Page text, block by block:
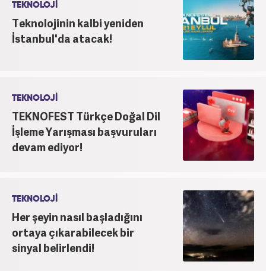
TEKNOLOJİ
Teknolojinin kalbi yeniden
İstanbul'da atacak!
TEKNOLOJİ
TEKNOFEST Türkçe Doğal Dil
İşleme Yarışması başvuruları
devam ediyor!
TEKNOLOJİ
Her şeyin nasıl başladığını
ortaya çıkarabilecek bir
sinyal belirlendi!